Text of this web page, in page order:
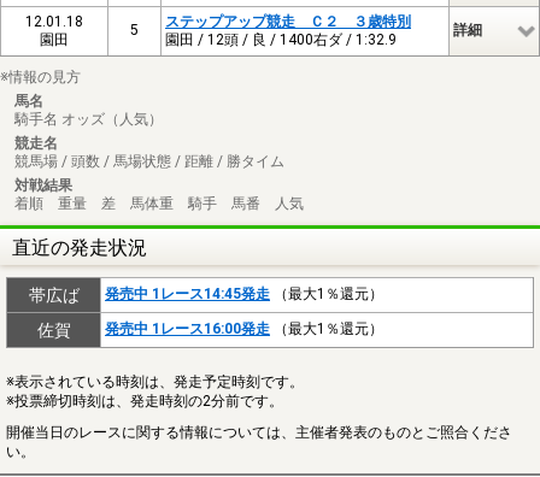
12.01.18
園田
5
ステップアップ競走 Ｃ２ ３歳特別
園田 / 12頭 / 良 / 1400右ダ / 1:32.9
詳細
※情報の見方
馬名
騎手名 オッズ（人気）
競走名
競馬場 / 頭数 / 馬場状態 / 距離 / 勝タイム
対戦結果
着順 重量 差 馬体重 騎手 馬番 人気
直近の発走状況
帯広ば 発売中 1レース14:45発走 （最大1％還元）
佐賀 発売中 1レース16:00発走 （最大1％還元）
※表示されている時刻は、発走予定時刻です。
※投票締切時刻は、発走時刻の2分前です。
開催当日のレースに関する情報については、主催者発表のものとご照合くださ
い。